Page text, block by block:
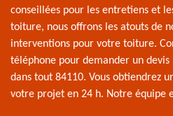
conseillées pour les entretiens et
toiture, nous offrons les atouts de
interventions pour votre toiture.
téléphone pour demander un
dans tout 84110. Vous obtiendrez
votre projet en 24 h. Notre équipe